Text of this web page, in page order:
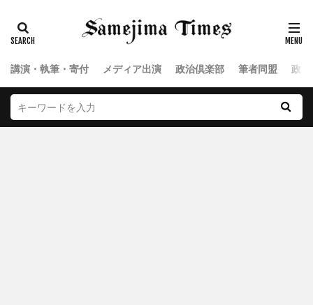
講演・執筆・寄付 メディア出演 政治倶楽部 筆者同盟 政